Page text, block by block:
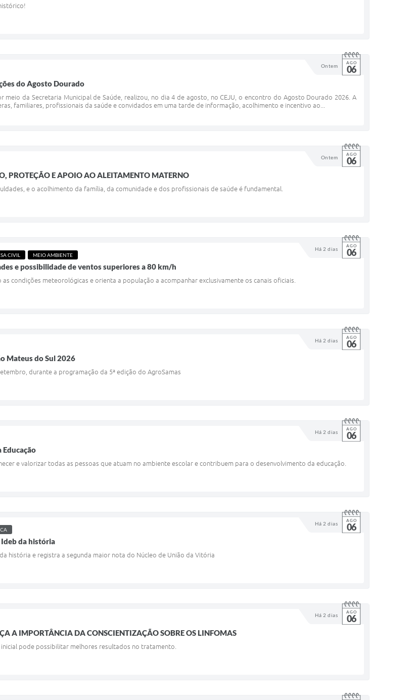
Ontem AGO
06
do Agosto Dourado
meio da Secretaria Municipal de Saúde, realizou, no dia 4 de agosto, no CEJU, o encontro do Agosto Dourado 2026. A
familiares, profissionais da saúde e convidados em uma tarde de informação, acolhimento e incentivo ao...
Ontem AGO
06
PROTEÇÃO E APOIO AO ALEITAMENTO MATERNO
e o acolhimento da família, da comunidade e dos profissionais de saúde é fundamental.
Há 2 dias AGO
06
CIVIL MEIO AMBIENTE
e possibilidade de ventos superiores a 80 km/h
condições meteorológicas e orienta a população a acompanhar exclusivamente os canais oficiais.
Há 2 dias AGO
06
Mateus do Sul 2026
durante a programação da 5ª edição do AgroSamas
Há 2 dias AGO
06
Educação
e valorizar todas as pessoas que atuam no ambiente escolar e contribuem para o desenvolvimento da educação.
Há 2 dias AGO
06
Ideb da história
história e registra a segunda maior nota do Núcleo de União da Vitória
Há 2 dias AGO
06
A IMPORTÂNCIA DA CONSCIENTIZAÇÃO SOBRE OS LINFOMAS
pode possibilitar melhores resultados no tratamento.